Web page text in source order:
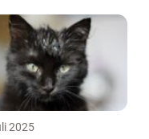
2025